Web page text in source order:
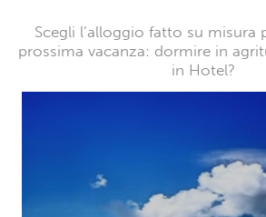
Scegli l’alloggio fatto su misura
prossima vacanza: dormire in
in Hotel?